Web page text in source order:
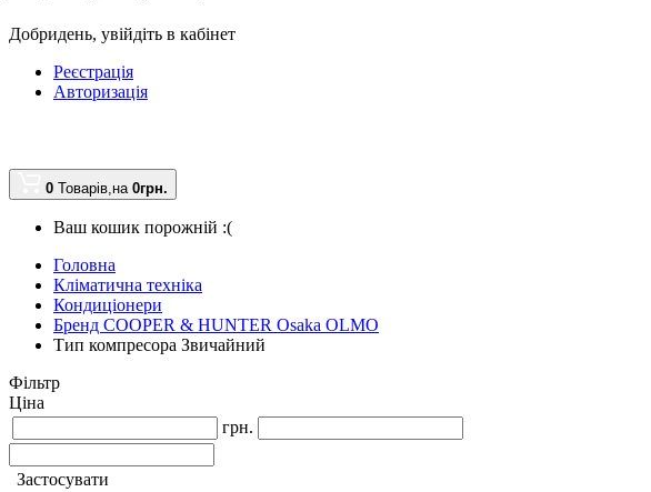
Добридень, увійдіть в кабінет
Реєстрація
Авторизація
0 Товарів,на 0грн.
Ваш кошик порожній :(
Головна
Кліматична техніка
Кондиціонери
Бренд COOPER & HUNTER Osaka OLMO
Тип компресора Звичайний
Фільтр
Ціна
грн.
Застосувати